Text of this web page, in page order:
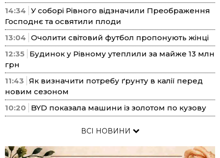
14:34 У соборі Рівного відзначили Преображення
Господнє та освятили плоди
13:04 Очолити світовий футбол пропонують жінці
12:35 Будинок у Рівному утеплили за майже 13 млн
грн
11:43 Як визначити потребу ґрунту в калії перед
новим сезоном
10:20
BYD показала машини із золотом по кузову
ВСІ НОВИНИ